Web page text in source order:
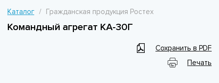
Каталог Гражданская продукция Ростех
Командный агрегат КА-30Г
Сохранить в PDF
Печать